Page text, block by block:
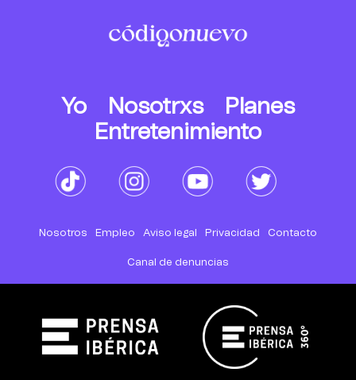
Yo Nosotrxs
Planes
Entretenimiento
Nosotros Empleo Aviso legal Privacidad Contacto
Canal de denuncias